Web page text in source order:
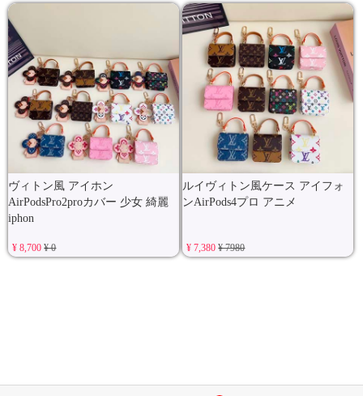
ヴィトン風 アイホン
AirPodsPro2proカバー 少女 綺麗
iphon
¥ 8,700¥ 0
ルイヴィトン風ケース アイフォ
ンAirPods4プロ アニメ
¥ 7,380¥ 7980